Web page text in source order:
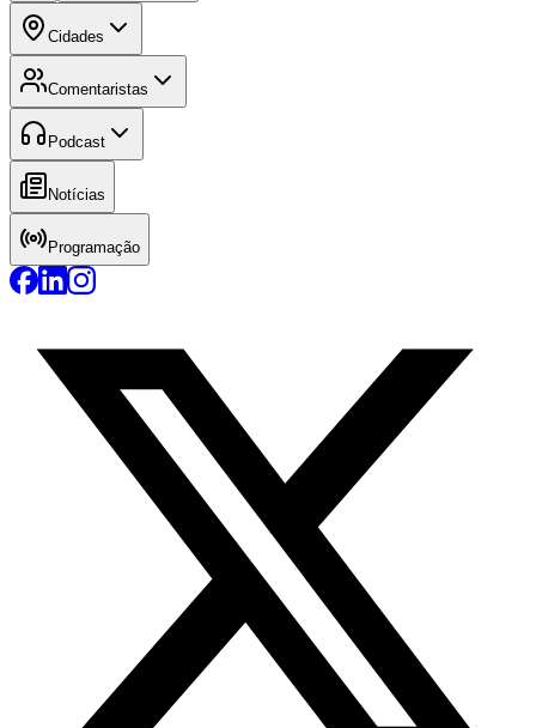
Cidades
Comentaristas
Podcast
Notícias
Programação